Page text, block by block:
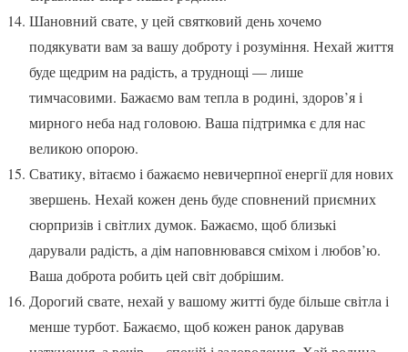
Шановний свате, у цей святковий день хочемо
подякувати вам за вашу доброту і розуміння. Нехай життя
буде щедрим на радість, а труднощі — лише
тимчасовими. Бажаємо вам тепла в родині, здоров’я і
мирного неба над головою. Ваша підтримка є для нас
великою опорою.
Сватику, вітаємо і бажаємо невичерпної енергії для нових
звершень. Нехай кожен день буде сповнений приємних
сюрпризів і світлих думок. Бажаємо, щоб близькі
дарували радість, а дім наповнювався сміхом і любов’ю.
Ваша доброта робить цей світ добрішим.
Дорогий свате, нехай у вашому житті буде більше світла і
менше турбот. Бажаємо, щоб кожен ранок дарував